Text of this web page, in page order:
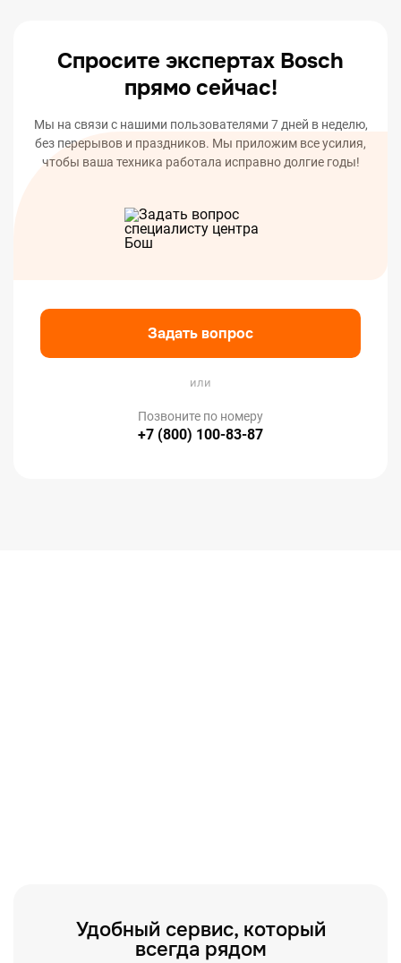
Спросите экспертах Bosch
прямо сейчас!
Мы на связи с нашими пользователями 7 дней в неделю,
без перерывов и праздников. Мы приложим все усилия,
чтобы ваша техника работала исправно долгие годы!
Задать вопрос
или
Позвоните по номеру
+7 (800) 100-83-87
Удобный сервис, который
всегда рядом